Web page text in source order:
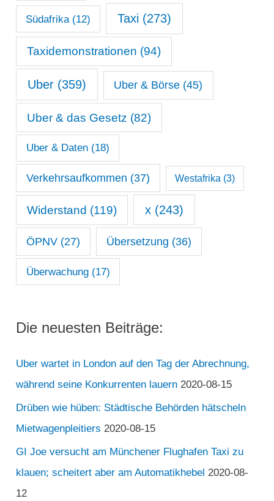
Südafrika (12) Taxi (273)
Taxidemonstrationen (94)
Uber (359) Uber & Börse (45)
Uber & das Gesetz (82)
Uber & Daten(18)
Verkehrsaufkommen (37) Westafrika (3)
Widerstand (119) x(243)
ÖPNV(27) Übersetzung (36)
Überwachung(17)
Die neuesten Beiträge:
Uber wartet in London auf den Tag der Abrechnung,
während seine Konkurrenten lauern 2020-08-15
Drüben wie hüben: Städtische Behörden hätscheln
Mietwagenpleitiers 2020-08-15
GI Joe versucht am Münchener Flughafen Taxi zu
klauen; scheitert aber am Automatikhebel 2020-08-
12